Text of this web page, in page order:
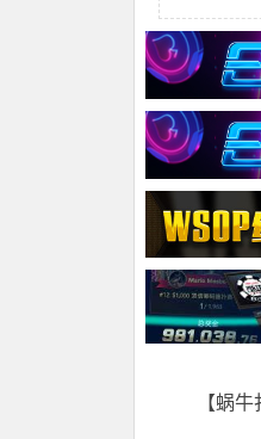
【蜗